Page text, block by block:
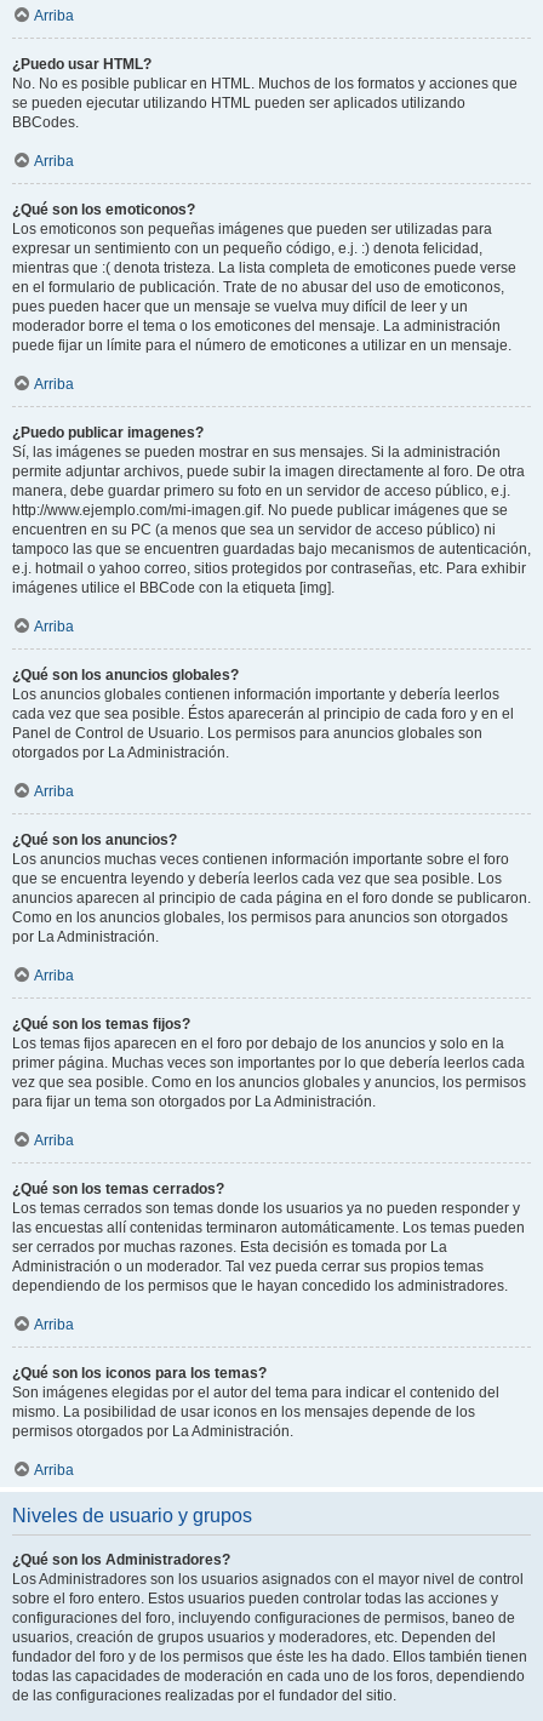
Arriba
¿Puedo usar HTML?
No. No es posible publicar en HTML. Muchos de los formatos y acciones que
se pueden ejecutar utilizando HTML pueden ser aplicados utilizando
BBCodes.
Arriba
¿Qué son los emoticonos?
Los emoticonos son pequeñas imágenes que pueden ser utilizadas para
expresar un sentimiento con un pequeño código, e.j. :) denota felicidad,
mientras que :( denota tristeza. La lista completa de emoticones puede verse
en el formulario de publicación. Trate de no abusar del uso de emoticonos,
pues pueden hacer que un mensaje se vuelva muy difícil de leer y un
moderador borre el tema o los emoticones del mensaje. La administración
puede fijar un límite para el número de emoticones a utilizar en un mensaje.
Arriba
¿Puedo publicar imagenes?
Sí, las imágenes se pueden mostrar en sus mensajes. Si la administración
permite adjuntar archivos, puede subir la imagen directamente al foro. De otra
manera, debe guardar primero su foto en un servidor de acceso público, e.j.
http://www.ejemplo.com/mi-imagen.gif. No puede publicar imágenes que se
encuentren en su PC (a menos que sea un servidor de acceso público) ni
tampoco las que se encuentren guardadas bajo mecanismos de autenticación,
e.j. hotmail o yahoo correo, sitios protegidos por contraseñas, etc. Para exhibir
imágenes utilice el BBCode con la etiqueta [img].
Arriba
¿Qué son los anuncios globales?
Los anuncios globales contienen información importante y debería leerlos
cada vez que sea posible. Éstos aparecerán al principio de cada foro y en el
Panel de Control de Usuario. Los permisos para anuncios globales son
otorgados por La Administración.
Arriba
¿Qué son los anuncios?
Los anuncios muchas veces contienen información importante sobre el foro
que se encuentra leyendo y debería leerlos cada vez que sea posible. Los
anuncios aparecen al principio de cada página en el foro donde se publicaron.
Como en los anuncios globales, los permisos para anuncios son otorgados
por La Administración.
Arriba
¿Qué son los temas fijos?
Los temas fijos aparecen en el foro por debajo de los anuncios y solo en la
primer página. Muchas veces son importantes por lo que debería leerlos cada
vez que sea posible. Como en los anuncios globales y anuncios, los permisos
para fijar un tema son otorgados por La Administración.
Arriba
¿Qué son los temas cerrados?
Los temas cerrados son temas donde los usuarios ya no pueden responder y
las encuestas allí contenidas terminaron automáticamente. Los temas pueden
ser cerrados por muchas razones. Esta decisión es tomada por La
Administración o un moderador. Tal vez pueda cerrar sus propios temas
dependiendo de los permisos que le hayan concedido los administradores.
Arriba
¿Qué son los iconos para los temas?
Son imágenes elegidas por el autor del tema para indicar el contenido del
mismo. La posibilidad de usar iconos en los mensajes depende de los
permisos otorgados por La Administración.
Arriba
Niveles de usuario y grupos
¿Qué son los Administradores?
Los Administradores son los usuarios asignados con el mayor nivel de control
sobre el foro entero. Estos usuarios pueden controlar todas las acciones y
configuraciones del foro, incluyendo configuraciones de permisos, baneo de
usuarios, creación de grupos usuarios y moderadores, etc. Dependen del
fundador del foro y de los permisos que éste les ha dado. Ellos también tienen
todas las capacidades de moderación en cada uno de los foros, dependiendo
de las configuraciones realizadas por el fundador del sitio.